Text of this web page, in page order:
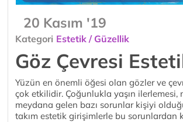
20 Kasım '19
Kategori Estetik / Güzellik
Göz Çevresi
Yüzün en önemli öğesi olan gözler ve
çok etkilidir. Çoğunlukla yaşın
meydana gelen bazı sorunlar kişiyi
takım estetik girişimlerle bu sorunlardan